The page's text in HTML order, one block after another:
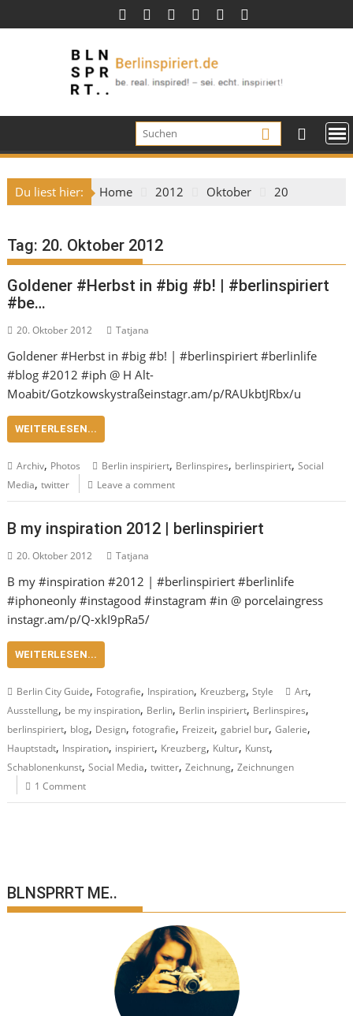
to
Du liest hier: Home 2012 Oktober 20
Tag: 20. Oktober 2012
Goldener #Herbst in #big #b! | #berlinspiriert
#be…
20. Oktober 2012 Tatjana
Goldener #Herbst in #big #b! | #berlinspiriert #berlinlife
#blog #2012 #iph @ H Alt-
Moabit/Gotzkowskystraßeinstagr.am/p/RAUkbtJRbx/u
WEITERLESEN...
Archiv, Photos Berlin inspiriert, Berlinspires, berlinspiriert,Social
Media,twitter Leave a comment
B my inspiration 2012 | berlinspiriert
20. Oktober 2012 Tatjana
B my #inspiration #2012 | #berlinspiriert #berlinlife
#iphoneonly #instagood #instagram #in @ porcelaingress
instagr.am/p/Q-xkI9pRa5/
WEITERLESEN...
Berlin City Guide, Fotografie, Inspiration, Kreuzberg,Style Art,
Ausstellung, be my inspiration, Berlin, Berlin inspiriert, Berlinspires,
berlinspiriert, blog, Design,fotografie, Freizeit,gabriel bur,Galerie,
Hauptstadt, Inspiration, inspiriert, Kreuzberg, Kultur, Kunst,
Schablonenkunst,Social Media,twitter,Zeichnung,Zeichnungen
1 Comment
BLNSPRRT ME..